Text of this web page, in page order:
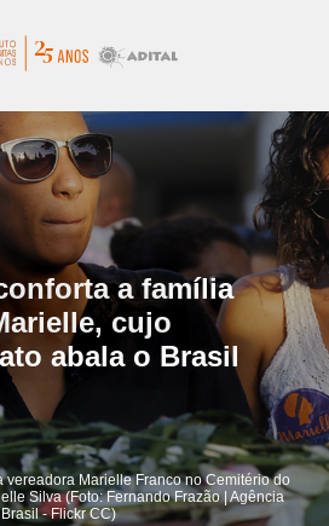
a família
cujo
abala o Brasil
vereadora Marielle Franco no Cemitério do
Silva (Foto: Fernando Frazão | Agência
Brasil - Flickr CC)